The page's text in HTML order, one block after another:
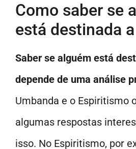
Como saber se
está destinada
Saber se alguém está
depende de uma análise
Umbanda e o Espiritismo
algumas respostas
isso. No Espiritismo, por